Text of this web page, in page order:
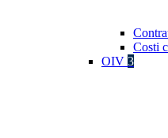
Costi
OIV 3